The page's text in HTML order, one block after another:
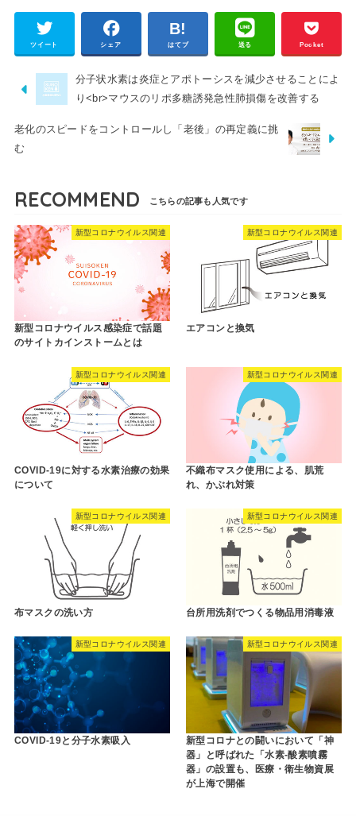
ツイート シェア はてブ 送る Pocket
分子状水素は炎症とアポトーシスを減少させることによ
り<br>マウスのリポ多糖誘発急性肺損傷を改善する
老化のスピードをコントロールし「老後」の再定義に挑
む
RECOMMEND
新型コロナウイルス関連
新型コロナウイルス感染症で話題
のサイトカインストームとは
新型コロナウイルス関連
エアコンと換気
新型コロナウイルス関連
COVID-19に対する水素治療の効果
について
新型コロナウイルス関連
不織布マスク使用による、肌荒
れ、かぶれ対策
新型コロナウイルス関連
布マスクの洗い方
新型コロナウイルス関連
台所用洗剤でつくる物品用消毒液
新型コロナウイルス関連
COVID-19と分子水素吸入
新型コロナウイルス関連
新型コロナとの闘いにおいて「神
器」と呼ばれた「水素-酸素噴霧
器」の設置も、医療・衛生物資展
が上海で開催